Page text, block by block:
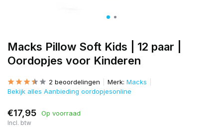
Macks Pillow Soft Kids | 12 paar |
Oordopjes voor Kinderen
2 beoordelingen Merk: Macks
Bekijk alles Aanbieding oordopjesonline
€17,95 Op voorraad
Incl. btw